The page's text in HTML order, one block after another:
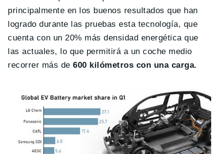
principalmente en los buenos resultados que han
logrado durante las pruebas esta tecnología, que
cuenta con un 20% más densidad energética que
las actuales, lo que permitirá a un coche medio
recorrer más de600 kilómetros con una carga.